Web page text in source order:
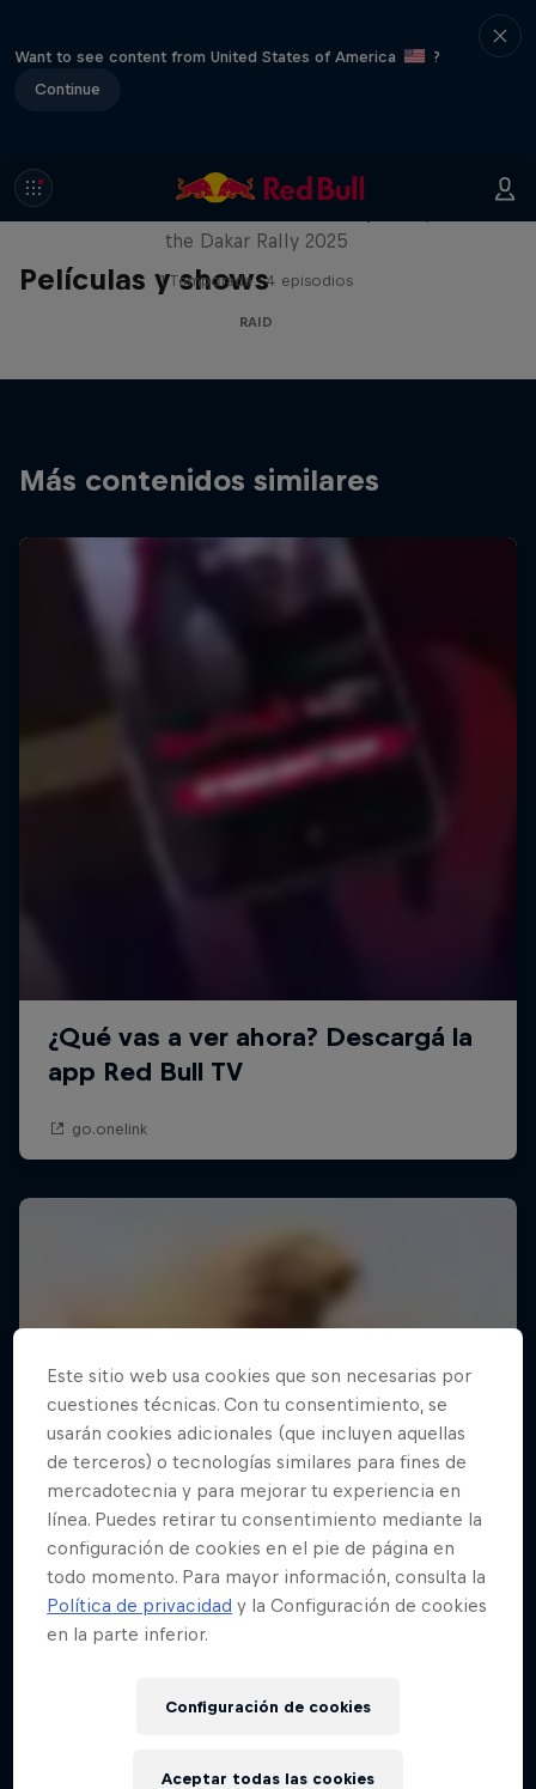
Want to see content from United States of America
?
Continue
Películas y shows
Journey to Dakar
the Dakar Rally 2025
1 Temporada · 4 episodios
RAID
Más contenidos similares
Este sitio web usa cookies que son necesarias por
cuestiones técnicas. Con tu consentimiento, se
usarán cookies adicionales (que incluyen aquellas
de terceros) o tecnologías similares para fines de
mercadotecnia y para mejorar tu experiencia en
línea. Puedes retirar tu consentimiento mediante la
configuración de cookies en el pie de página en
todo momento. Para mayor información, consulta la
Política de privacidad y la Configuración de cookies
en la parte inferior.
Configuración de cookies
Aceptar todas las cookies